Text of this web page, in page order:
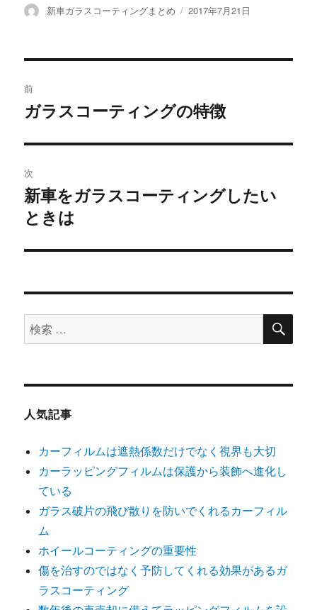
投
新車ガラスコーティングまとめ
投
2017年7月21日
稿
ビ
ゲ
ー
シ
ン
前
過
の
投
稿:
ガラスコーティングの特徴
次
次
の
稿:
新車をガラスコーティングしたい
ときは
検
索
象:
検
人気記事
カーフィルムは遮熱係数だけでなく視界も大切
カーラッピングフィルムは保護から装飾へ進化し
ている
ガラス破片の飛び散りを防いでくれるカーフィル
ム
ホイールコーティングの重要性
傷を治すのではなく予防してくれる効果があるガ
ラスコーティング